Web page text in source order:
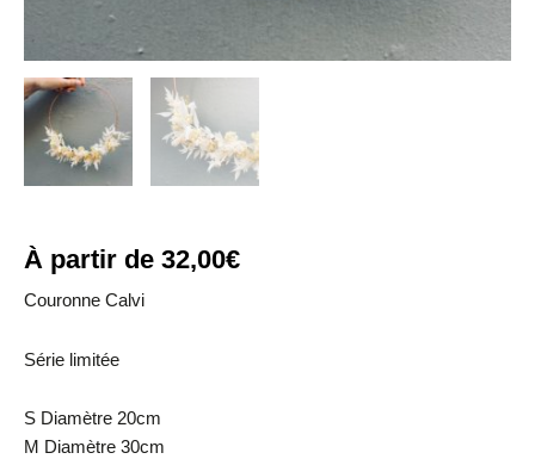
À partir de 32,00€
Couronne Calvi
Série limitée
S Diamètre 20cm
M Diamètre 30cm